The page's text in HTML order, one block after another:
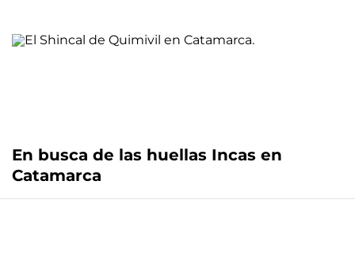
En busca de las huellas Incas en
Catamarca